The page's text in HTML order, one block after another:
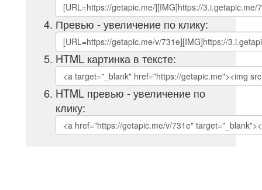
Превью - увеличение по клику:
HTML картинка в тексте:
HTML превью - увеличение по
клику: